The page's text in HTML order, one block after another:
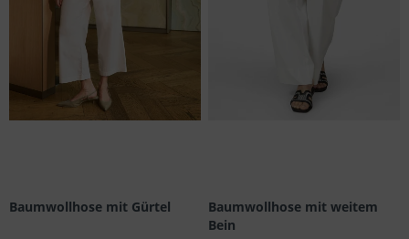
Baumwollhose mit Gürtel
Baumwollhose mit weitem
Bein